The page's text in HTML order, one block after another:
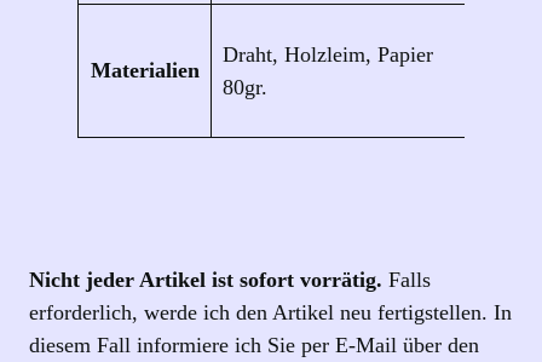
Materialien
Draht, Holzleim, Papier
80gr.
Nicht jeder Artikel ist sofort vorrätig. Falls
erforderlich, werde ich den Artikel neu fertigstellen. In
diesem Fall informiere ich Sie per E‑Mail über den